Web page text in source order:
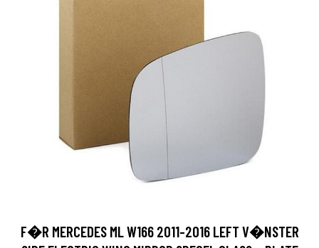
F�R MERCEDES ML W166 2011-2016 LEFT V�NSTER